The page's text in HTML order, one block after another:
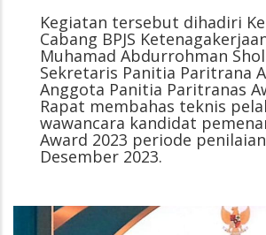
Kegiatan tersebut dihadiri
Cabang BPJS
Muhamad Abdurrohman
Sekretaris Panitia Paritrana
Anggota Panitia Paritranas
Rapat membahas teknis
wawancara kandidat
Award 2023 periode
Desember 2023.